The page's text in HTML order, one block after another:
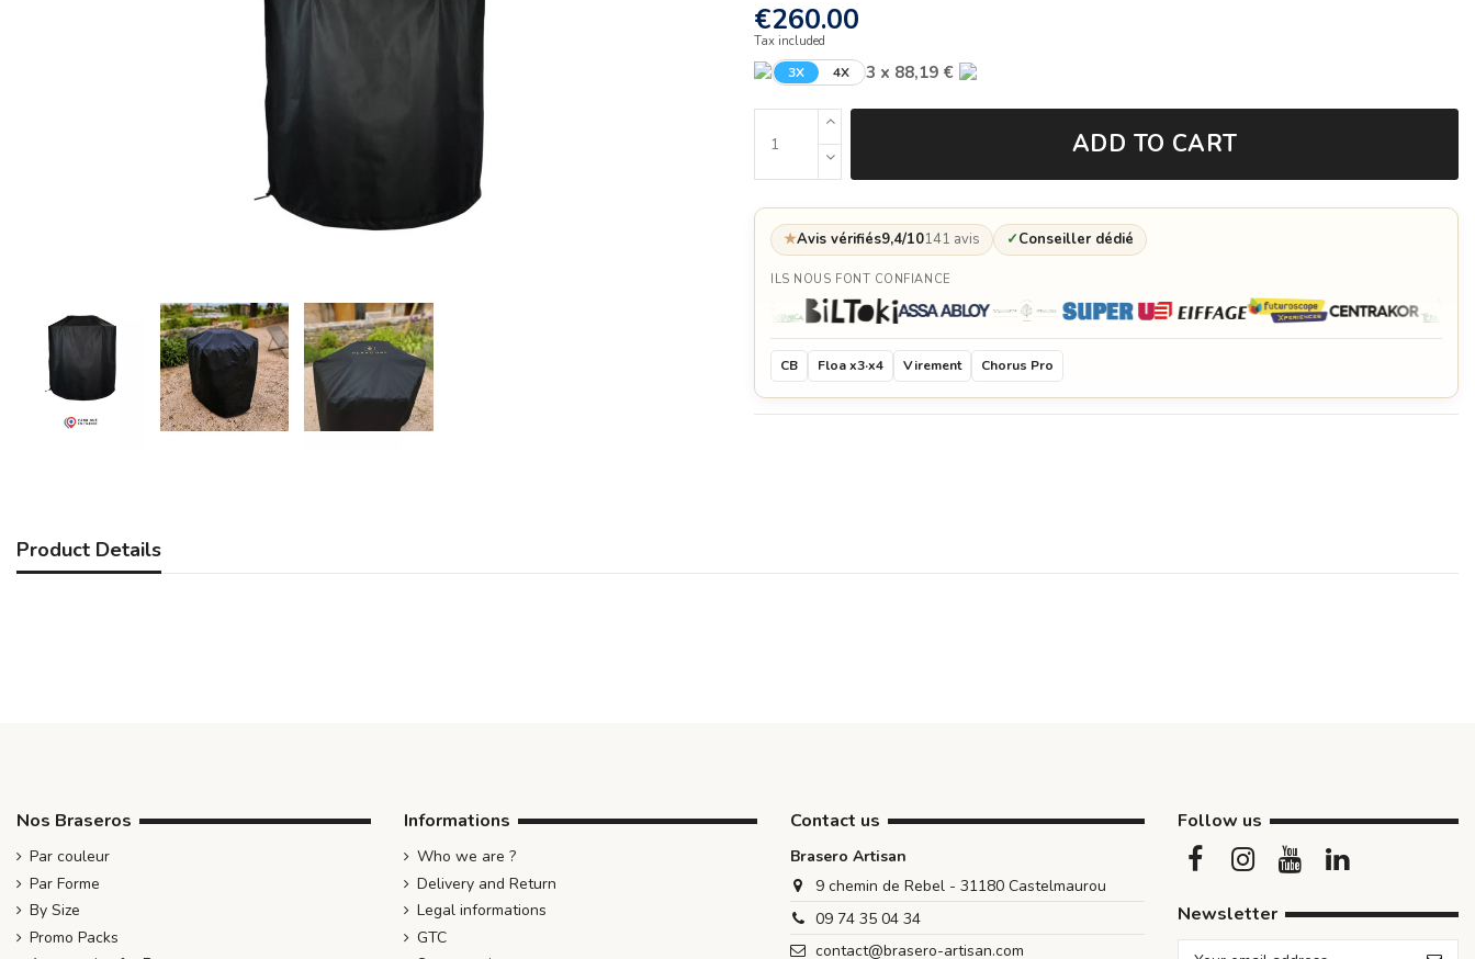
€260.00
Tax included
3X 4X 3 x 88,19 €
ADD TO CART
★Avis vérifiés9,4/10141 avis ✓Conseiller dédié
ILS NOUS FONT CONFIANCE
CB Floa x3·x4 Virement Chorus Pro
Product Details
Nos Braseros
Par couleur
Par Forme
By Size
Promo Packs
Informations
Who we are ?
Delivery and Return
Legal informations
GTC
Contact us
Brasero Artisan
9 chemin de Rebel - 31180 Castelmaurou
09 74 35 04 34
contact@brasero-artisan.com
Follow us
Newsletter